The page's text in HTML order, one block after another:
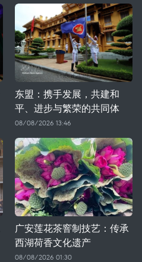
东盟：携手发展，共建和
平、进步与繁荣的共同体
08/08/2026 13:46
广安莲花茶窨制技艺：传承
西湖荷香文化遗产
08/08/2026 01:30